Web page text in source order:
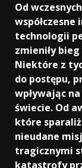
Od
technologii
zmieniły
Niektóre z
do postępu,
wpływając
świecie. Od
które
nieudane
tragicznymi
katastrofy